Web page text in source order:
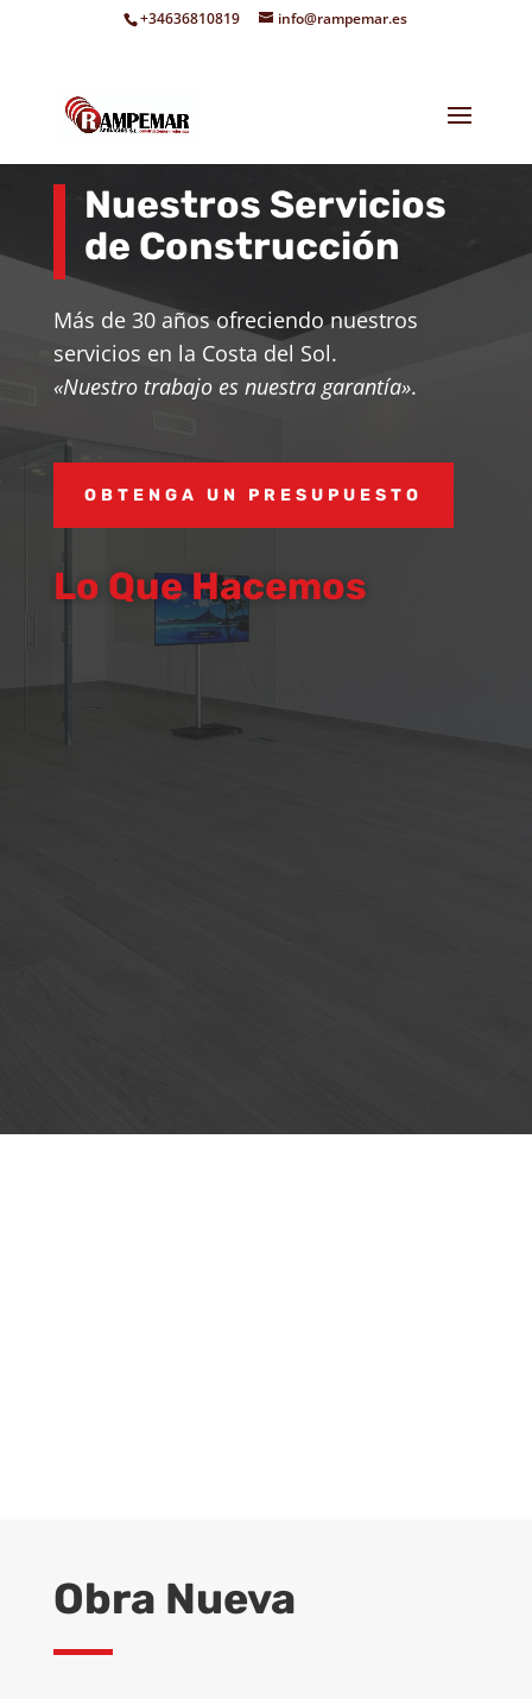
+34636810819 info@rampemar.es
Nuestros Servicios
de Construcción
Más de 30 años ofreciendo nuestros
servicios en la Costa del Sol.
«Nuestro trabajo es nuestra garantía».
OBTENGA UN PRESUPUESTO
Lo Que Hacemos
Obra Nueva